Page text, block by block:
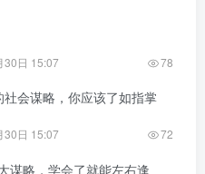
30日 15:07 78
会谋略，你应该了如指掌
30日 15:07 72
谋略，学会了就能左右逢